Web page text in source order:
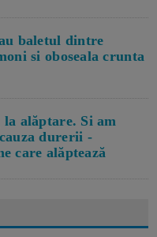
baletul dintre
si oboseala crunta
alăptare. Si am
durerii -
care alăptează